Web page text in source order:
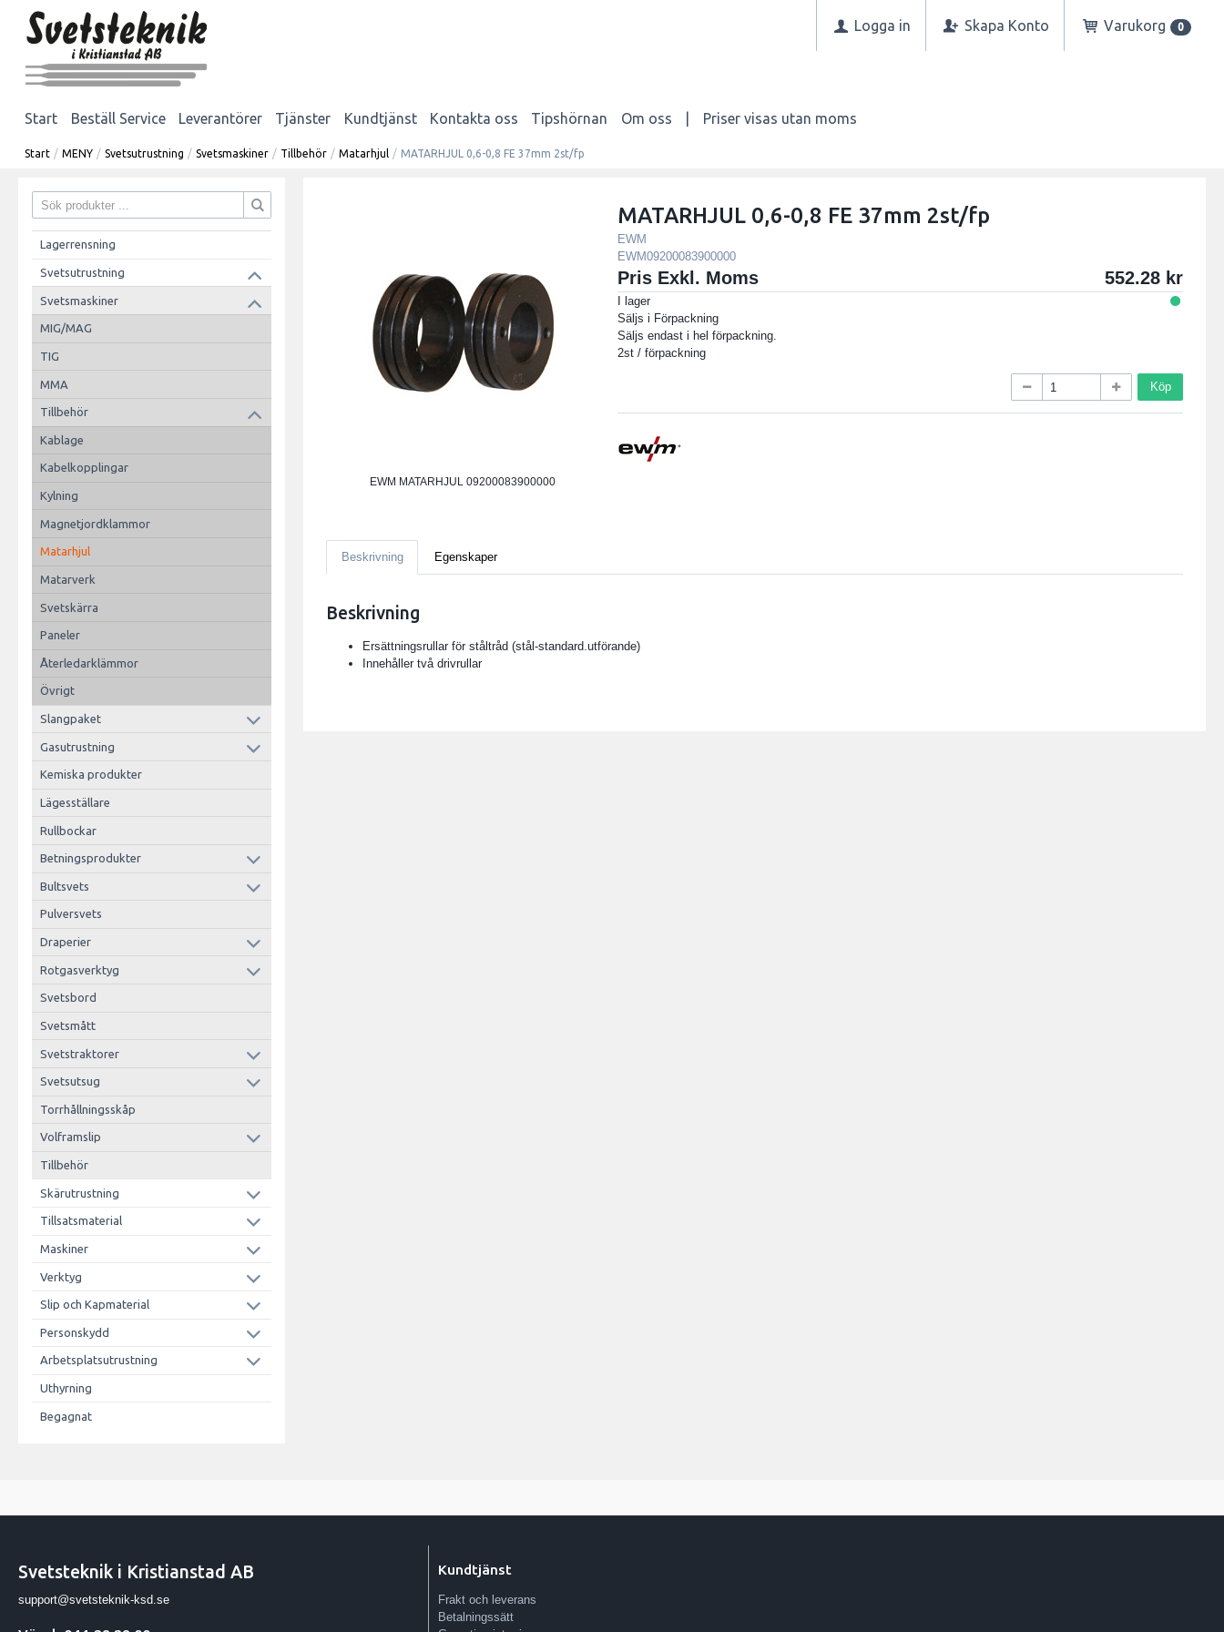
Logga in Skapa Konto Varukorg 0
Start Beställ Service Leverantörer Tjänster Kundtjänst Kontakta oss Tipshörnan Om oss Priser visas utan moms
Start / MENY / Svetsutrustning / Svetsmaskiner / Tillbehör / Matarhjul / MATARHJUL 0,6-0,8 FE 37mm 2st/fp
Lagerrensning
Svetsutrustning
Svetsmaskiner
MIG/MAG
TIG
MMA
Tillbehör
Kablage
Kabelkopplingar
Kylning
Magnetjordklammor
Matarhjul
Matarverk
Svetskärra
Paneler
Återledarklämmor
Övrigt
Slangpaket
Gasutrustning
Kemiska produkter
Lägesställare
Rullbockar
Betningsprodukter
Bultsvets
Pulversvets
Draperier
Rotgasverktyg
Svetsbord
Svetsmått
Svetstraktorer
Svetsutsug
Torrhållningsskåp
Volframslip
Tillbehör
Skärutrustning
Tillsatsmaterial
Maskiner
Verktyg
Slip och Kapmaterial
Personskydd
Arbetsplatsutrustning
Uthyrning
Begagnat
EWM MATARHJUL 09200083900000
MATARHJUL 0,6-0,8 FE 37mm 2st/fp
EWM
EWM09200083900000
Pris Exkl. Moms 552.28
I lager
Säljs i Förpackning
Säljs endast i hel förpackning.
2st / förpackning
Köp
Beskrivning Egenskaper
Beskrivning
Ersättningsrullar för ståltråd (stål-standard.utförande)
Innehåller två drivrullar
Svetsteknik i Kristianstad AB
support@svetsteknik-ksd.se
Kundtjänst
Frakt och leverans
Betalningssätt